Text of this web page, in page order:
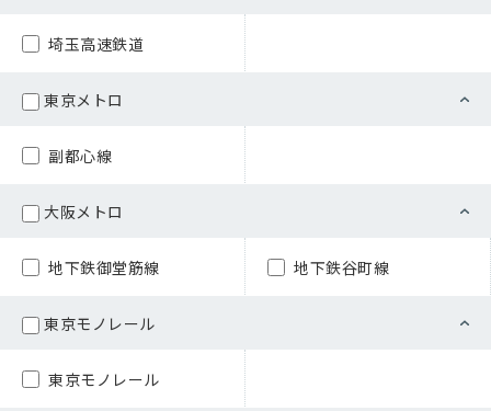
埼玉高速鉄道
東京メトロ
副都心線
大阪メトロ
地下鉄御堂筋線 地下鉄谷町線
東京モノレール
東京モノレール